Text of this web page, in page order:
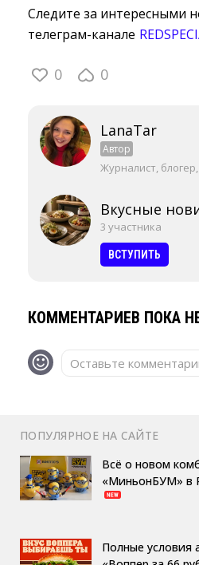
Следите за интересными
телеграм-канале
0 0
LanaTar
Автор
Журналист,
Вкусные
3 участника
ВСТУПИТЬ
КОММЕНТАРИЕВ ПОКА
Оставьте
ПОПУЛЯРНОЕ НА САЙТЕ
Всё о новом
«МиньонБУМ» в
Полные условия